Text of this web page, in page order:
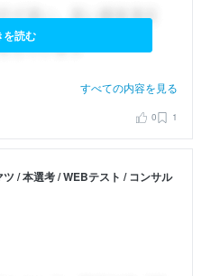
を読む
すべての内容を見る
0 1
/ 本選考 / WEBテスト / コンサル